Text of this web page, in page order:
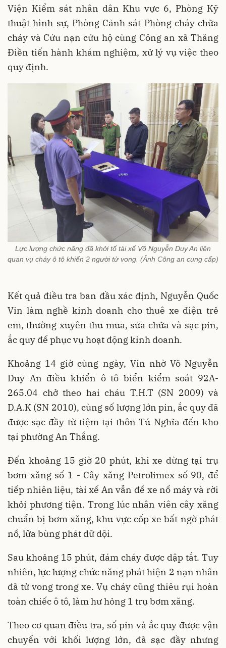
Viện Kiểm sát nhân dân Khu vực 6, Phòng Kỹ
thuật hình sự, Phòng Cảnh sát Phòng cháy chữa
cháy và Cứu nạn cứu hộ cùng Công an xã Thăng
Điền tiến hành khám nghiệm, xử lý vụ việc theo
quy định.
Lực lượng chức năng đã khởi tố tài xế Võ Nguyễn Duy An liên
quan vụ cháy ô tô khiến 2 người tử vong. (Ảnh Công an cung cấp)
Kết quả điều tra ban đầu xác định, Nguyễn Quốc
Vin làm nghề kinh doanh cho thuê xe điện trẻ
em, thường xuyên thu mua, sửa chữa và sạc pin,
ắc quy để phục vụ hoạt động kinh doanh.
Khoảng 14 giờ cùng ngày, Vin nhờ Võ Nguyễn
Duy An điều khiển ô tô biển kiểm soát 92A-
265.04 chở theo hai cháu T.H.T (SN 2009) và
D.A.K (SN 2010), cùng số lượng lớn pin, ắc quy đã
được sạc đầy từ tiệm tại thôn Tú Nghĩa đến kho
tại phường An Thắng.
Đến khoảng 15 giờ 20 phút, khi xe dừng tại trụ
bơm xăng số 1 - Cây xăng Petrolimex số 90, để
tiếp nhiên liệu, tài xế An vẫn để xe nổ máy và rời
khỏi phương tiện. Trong lúc nhân viên cây xăng
chuẩn bị bơm xăng, khu vực cốp xe bất ngờ phát
nổ, lửa bùng phát dữ dội.
Sau khoảng 15 phút, đám cháy được dập tắt. Tuy
nhiên, lực lượng chức năng phát hiện 2 nạn nhân
đã tử vong trong xe. Vụ cháy cũng thiêu rụi hoàn
toàn chiếc ô tô, làm hư hỏng 1 trụ bơm xăng.
Theo cơ quan điều tra, số pin và ắc quy được vận
chuyển với khối lượng lớn, đã sạc đầy nhưng